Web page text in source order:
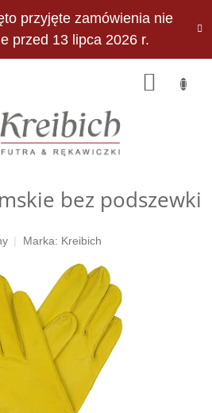
przyjęte zamówienia nie
przed 13 lipca 2026 r.
bez podszewki
Marka: Kreibich